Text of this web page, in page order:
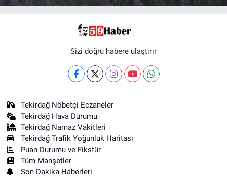
Sizi doğru habere ulaştırır
Tekirdağ Nöbetçi Eczaneler
Tekirdağ Hava Durumu
Tekirdağ Namaz Vakitleri
Tekirdağ Trafik Yoğunluk Haritası
Puan Durumu ve Fikstür
Tüm Manşetler
Son Dakika Haberleri